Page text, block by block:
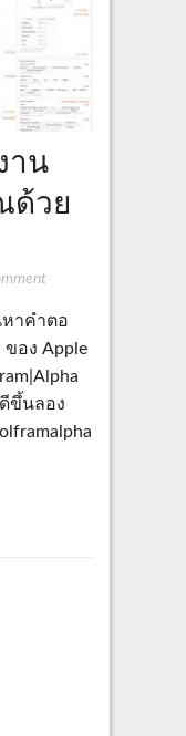
าน
ด้วย
หาคำตอ
ของ Apple
ขึ้นลอง